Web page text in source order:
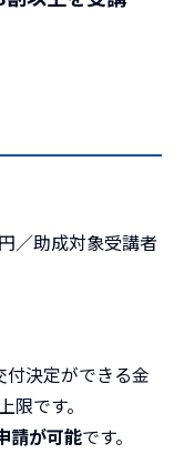
／助成対象受講者
付決定ができる金
です。
請が可能です。